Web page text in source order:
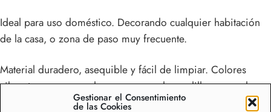
Gestionar el Consentimiento
de las Cookies
Ideal para uso doméstico. Decorando cualquier habitación
de la casa, o zona de paso muy frecuente.
Material duradero, asequible y fácil de limpiar. Colores
vibrantes que no se desvanecen, moho, polillas y manchas.
La parte trasera de látex de goma evita que se resbale. Las